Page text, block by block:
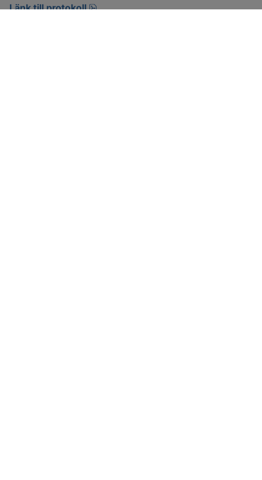
Länk till protokoll
pdf, 800.2 kB, öppnas i nytt fönster.